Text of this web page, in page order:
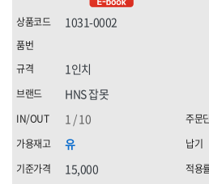
1031-0002
HNS 잡못
유
15,000
1인치
1 / 10